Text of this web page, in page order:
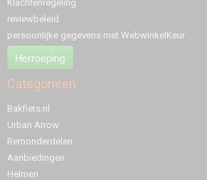
Klachtenregeling
reviewbeleid
persoonlijke gegevens met WebwinkelKeur
Herroeping
Categorieën
Bakfiets.nl
Urban Arrow
Remonderdelen
Aanbiedingen
Helmen